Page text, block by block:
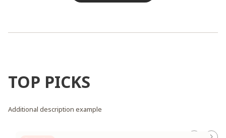
TOP PICKS
Additional description example